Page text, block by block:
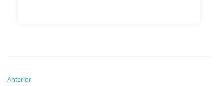
Anterior